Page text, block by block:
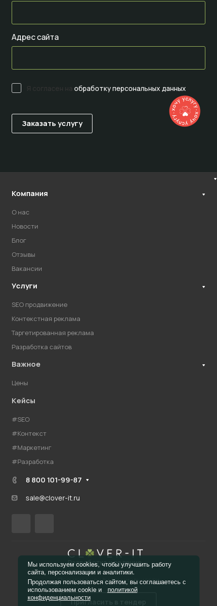
Адрес сайта
Я согласен на обработку персональных данных
Компания
О нас
Новости
Блог
Отзывы
Вакансии
Услуги
SEO продвижение
Контекстная реклама
Таргетированная реклама
Разработка сайтов
Важное
Цены
Кейсы
#SEO
#Контекст
#Маркетинг
#Разработка
8 800 101-99-87
sale@clover-it.ru
Пригласить в тендер
Политика конфиденциальности
Разработка и ведение
Мы используем cookies, чтобы улучшить работу
сайта, персонализации и аналитики.
Продолжая пользоваться сайтом, вы соглашаетесь с
использованием cookie и
политикой
конфиденциальности